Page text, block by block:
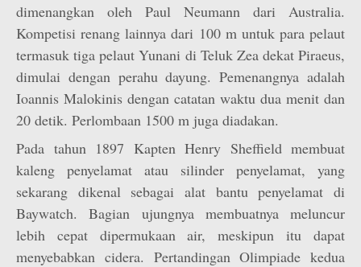
dimenangkan oleh Paul Neumann dari Australia.
Kompetisi renang lainnya dari 100 m untuk para pelaut
termasuk tiga pelaut Yunani di Teluk Zea dekat Piraeus,
dimulai dengan perahu dayung. Pemenangnya adalah
Ioannis Malokinis dengan catatan waktu dua menit dan
20 detik. Perlombaan 1500 m juga diadakan.
Pada tahun 1897 Kapten Henry Sheffield membuat
kaleng penyelamat atau silinder penyelamat, yang
sekarang dikenal sebagai alat bantu penyelamat di
Baywatch. Bagian ujungnya membuatnya meluncur
lebih cepat dipermukaan air, meskipun itu dapat
menyebabkan cidera. Pertandingan Olimpiade kedua